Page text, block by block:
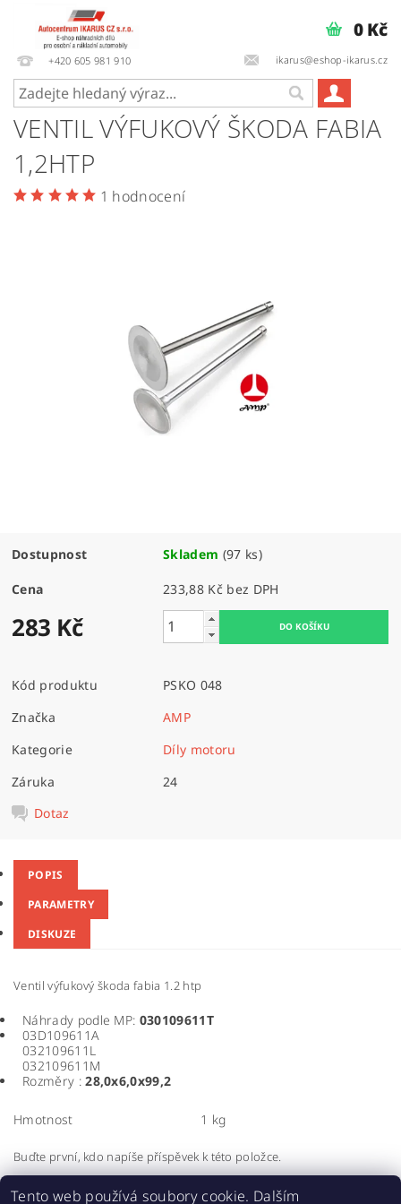
+420 605 981 910 ikarus@eshop-ikarus.cz
0 Kč
VENTIL VÝFUKOVÝ ŠKODA FABIA
1,2HTP
1 hodnocení
Dostupnost Skladem (97 ks)
Cena 233,88 Kč bez DPH
283 Kč
Kód produktu
PSKO 048
Značka
AMP
Kategorie
Díly motoru
Záruka
24
Dotaz
POPIS
PARAMETRY
DISKUZE
Ventil výfukový škoda fabia 1.2 htp
Náhrady podle MP: 030109611T
03D109611A
032109611L
032109611M
Rozměry :28,0x6,0x99,2
Hmotnost 1 kg
Buďte první, kdo napíše příspěvek k této položce.
Přidat komentář
Tento web používá soubory cookie. Dalším